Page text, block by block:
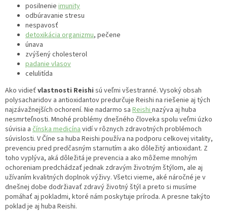
ý
posilnenie imunity
odbúravanie stresu
nespavosť
detoxikácia organizmu, pečene
únava
zvýšený cholesterol
padanie vlasov
celulitída
Ako vidieť vlastnosti Reishi sú veľmi všestranné. Vysoký obsah
polysacharidov a antioxidantov predurčuje Reishi na riešenie aj tých
najzávažnejších ochorení. Nie nadarmo sa Reishi nazýva aj huba
nesmrteľnosti. Mnohé problémy dnešného človeka spolu veľmi úzko
súvisia a čínska medicína vidí v rôznych zdravotných problémoch
súvislosti. V Číne sa huba Reishi používa na podporu celkovej vitality,
prevenciu pred predčasným starnutím a ako dôležitý antioxidant. Z
toho vyplýva, aká dôležitá je prevencia a ako môžeme mnohým
ochoreniam predchádzať jednak zdravým životným štýlom, ale aj
užívaním kvalitných doplnok výživy. Všetci vieme, aké náročné je v
dnešnej dobe dodržiavať zdravý životný štýl a preto si musíme
pomáhať aj pokladmi, ktoré nám poskytuje príroda. A presne takýto
poklad je aj huba Reishi.